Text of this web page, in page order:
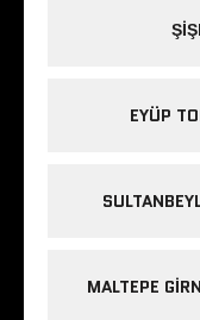
EYÜP
MALTEPE